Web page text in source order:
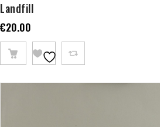
Landfill
€20.00